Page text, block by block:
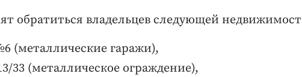
обратиться владельцев следующей
(металлические гаражи),
33 (металлическое ограждение),